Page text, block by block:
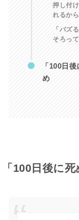
押し付
れるから
「バズ
そろっ
「100日
め
「100日後に